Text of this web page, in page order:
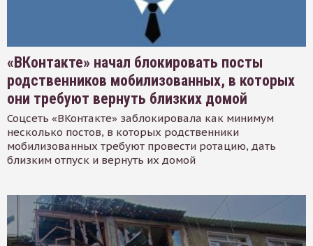
«ВКонтакте» начал блокировать посты
родственников мобилизованных, в которых
они требуют вернуть близких домой
Соцсеть «ВКонтакте» заблокировала как минимум
несколько постов, в которых родственники
мобилизованных требуют провести ротацию, дать
близким отпуск и вернуть их домой